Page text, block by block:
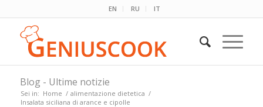
EN RU IT
Blog - Ultime notizie
Sei in: Home / alimentazione dietetica /
Insalata siciliana di arance e cipolle